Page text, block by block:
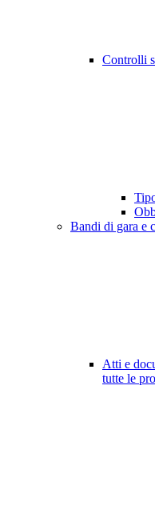
Controlli
Bandi di gara e
Atti e
tutte le